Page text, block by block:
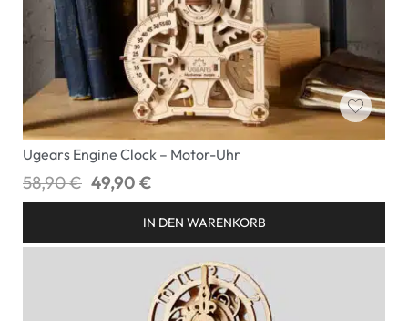
Ugears Engine Clock – Motor-Uhr
58,90€ 49,90 €
IN DEN WARENKORB